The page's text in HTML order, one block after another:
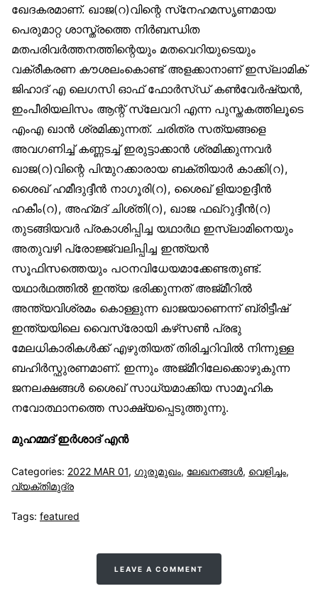
ഖേദകരമാണ്. ഖാജ(റ)വിന്റെ സ്‌നേഹമസൃണമായ
പെരുമാറ്റ ശാസ്ത്രത്തെ നിർബന്ധിത
മതപരിവർത്തനത്തിന്റെയും മതവെറിയുടെയും
വക്രീകരണ കൗശലംകൊണ്ട് അളക്കാനാണ് ഇസ്‌ലാമിക്
ജിഹാദ് എ ലെഗസി ഓഫ് ഫോർസ്ഡ് കൺവേർഷ്യൻ,
ഇംപീരിയലിസം ആന്റ് സ്ലേവറി എന്ന പുസ്തകത്തിലൂടെ
എംഎ ഖാൻ ശ്രമിക്കുന്നത്. ചരിത്ര സത്യങ്ങളെ
അവഗണിച്ച് കണ്ണടച്ച് ഇരുട്ടാക്കാൻ ശ്രമിക്കുന്നവർ
ഖാജ(റ)വിന്റെ പിന്മുറക്കാരായ ബക്തിയാർ കാക്കി(റ),
ശൈഖ് ഹമീദുദ്ദീൻ നാഗൂരി(റ), ശൈഖ് ളിയാഉദ്ദീൻ
ഹകീം(റ), അഹ്‌മദ് ചിശ്തി(റ), ഖാജ ഫഖ്‌റുദ്ദീൻ(റ)
തുടങ്ങിയവർ പ്രകാശിപ്പിച്ച യഥാർഥ ഇസ്‌ലാമിനെയും
അതുവഴി പ്രോജ്ജ്വലിപ്പിച്ച ഇന്ത്യൻ
സൂഫിസത്തെയും പഠനവിധേയമാക്കേണ്ടതുണ്ട്.
യഥാർഥത്തിൽ ഇന്ത്യ ഭരിക്കുന്നത് അജ്മീറിൽ
അന്ത്യവിശ്രമം കൊള്ളുന്ന ഖാജയാണെന്ന് ബ്രിട്ടീഷ്
ഇന്ത്യയിലെ വൈസ്രോയി കഴ്‌സൺ പ്രഭു
മേലധികാരികൾക്ക് എഴുതിയത് തിരിച്ചറിവിൽ നിന്നുള്ള
ബഹിർസ്ഫുരണമാണ്. ഇന്നും അജ്മീറിലേക്കൊഴുകുന്ന
ജനലക്ഷങ്ങൾ ശൈഖ് സാധ്യമാക്കിയ സാമൂഹിക
നവോത്ഥാനത്തെ സാക്ഷ്യപ്പെടുത്തുന്നു.
മുഹമ്മദ് ഇർശാദ് എൻ
Categories: 2022 MAR 01, ഗുരുമുഖം, ലേഖനങ്ങള്‍, വെളിച്ചം,
വ്യക്തിമുദ്ര
Tags: featured
LEAVE A COMMENT